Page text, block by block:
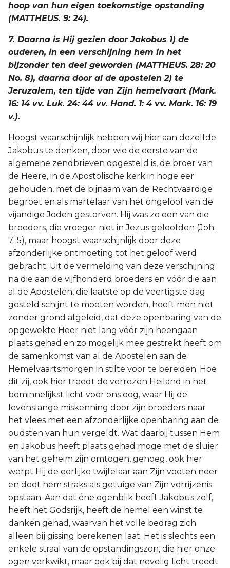
hoop van hun eigen toekomstige opstanding
(MATTHEUS. 9: 24).
7. Daarna is Hij gezien door Jakobus 1) de
ouderen, in een verschijning hem in het
bijzonder ten deel geworden (MATTHEUS. 28: 20
No. 8), daarna door al de apostelen 2) te
Jeruzalem, ten tijde van Zijn hemelvaart (Mark.
16: 14 vv. Luk. 24: 44 vv. Hand. 1: 4 vv. Mark. 16: 19
v.).
Hoogst waarschijnlijk hebben wij hier aan dezelfde
Jakobus te denken, door wie de eerste van de
algemene zendbrieven opgesteld is, de broer van
de Heere, in de Apostolische kerk in hoge eer
gehouden, met de bijnaam van de Rechtvaardige
begroet en als martelaar van het ongeloof van de
vijandige Joden gestorven. Hij was zo een van die
broeders, die vroeger niet in Jezus geloofden (Joh.
7: 5), maar hoogst waarschijnlijk door deze
afzonderlijke ontmoeting tot het geloof werd
gebracht. Uit de vermelding van deze verschijning
na die aan de vijfhonderd broeders en vóór die aan
al de Apostelen, die laatste op de veertigste dag
gesteld schijnt te moeten worden, heeft men niet
zonder grond afgeleid, dat deze openbaring van de
opgewekte Heer niet lang vóór zijn heengaan
plaats gehad en zo mogelijk mee gestrekt heeft om
de samenkomst van al de Apostelen aan de
Hemelvaartsmorgen in stilte voor te bereiden. Hoe
dit zij, ook hier treedt de verrezen Heiland in het
beminnelijkst licht voor ons oog, waar Hij de
levenslange miskenning door zijn broeders naar
het vlees met een afzonderlijke openbaring aan de
oudsten van hun vergeldt. Wat daarbij tussen Hem
en Jakobus heeft plaats gehad moge met de sluier
van het geheim zijn omtogen, genoeg, ook hier
werpt Hij de eerlijke twijfelaar aan Zijn voeten neer
en doet hem straks als getuige van Zijn verrijzenis
opstaan. Aan dat éne ogenblik heeft Jakobus zelf,
heeft het Godsrijk, heeft de hemel een winst te
danken gehad, waarvan het volle bedrag zich
alleen bij gissing berekenen laat. Het is slechts een
enkele straal van de opstandingszon, die hier onze
ogen verkwikt, maar ook bij dat nevelig licht treedt